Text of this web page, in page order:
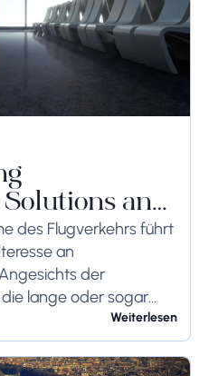
des Flugverkehrs führt
an
der
lange oder sogar
berücksichtigt
Weiterlesen